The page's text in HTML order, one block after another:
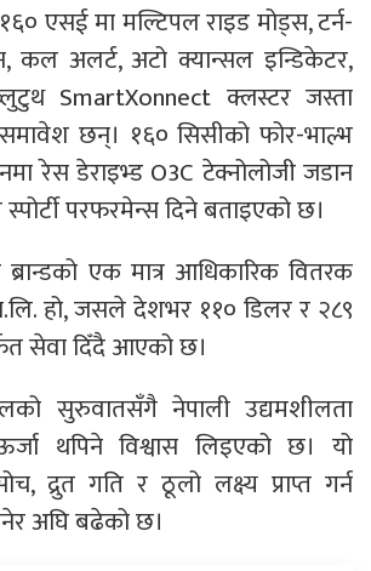
एसई मा मल्टिपल राइड मोड्स, टर्न-
कल अलर्ट, अटो क्यान्सल इन्डिकेटर,
SmartXonnect क्लस्टर जस्ता
छन्। १६० सिसीको फोर-भाल्भ
रेस डेराइभ्ड O3C टेक्नोलोजी जडान
परफरमेन्स दिने बताइएको छ।
एक मात्र आधिकारिक वितरक
हो, जसले देशभर ११० डिलर र २८९
सेवा दिँदै आएको छ।
सुरुवातसँगै नेपाली उद्यमशीलता
ऊर्जा थपिने विश्वास लिइएको छ। यो
द्रुत गति र ठूलो लक्ष्य प्राप्त गर्न
अघि बढेको छ।